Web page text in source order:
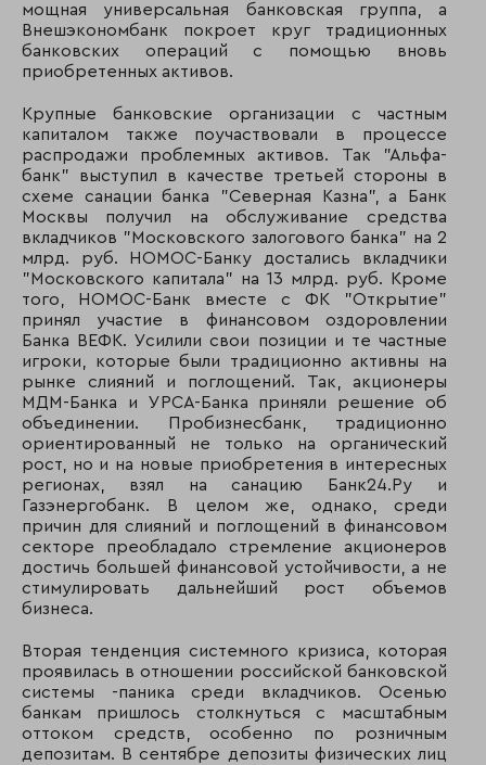
93 126 Совкомбанк
НТБ
95 114 СМП Банк
96 91 Стройкредит
97 323 Инвестбанк
98 135 Стандарт банк
99 192 КБ БНП Париба
100 101 АБ «Девон-
101 103 Дальневосточный
102 86 Московский
103 96 Челиндбанк
Центрокредит
105 99
Первый Чешско-
российский банк
107 105 КБ Кедр
108 107 Куб
109 118 Челябинвестбанк
мощная универсальная банковская группа, а
Внешэкономбанк покроет круг традиционных
банковских операций с помощью вновь
приобретенных активов.
Крупные банковские организации с частным
капиталом также поучаствовали в процессе
распродажи проблемных активов. Так "Альфа-
банк" выступил в качестве третьей стороны в
схеме санации банка "Северная Казна", а Банк
Москвы получил на обслуживание средства
вкладчиков "Московского залогового банка" на 2
млрд. руб. НОМОС-Банку достались вкладчики
"Московского капитала" на 13 млрд. руб. Кроме
того, НОМОС-Банк вместе с ФК "Открытие"
принял участие в финансовом оздоровлении
Банка ВЕФК. Усилили свои позиции и те частные
игроки, которые были традиционно активны на
рынке слияний и поглощений. Так, акционеры
МДМ-Банка и УРСА-Банка приняли решение об
объединении. Пробизнесбанк, традиционно
ориентированный не только на органический
рост, но и на новые приобретения в интересных
регионах, взял на санацию Банк24.Ру и
Газэнергобанк. В целом же, однако, среди
причин для слияний и поглощений в финансовом
секторе преобладало стремление акционеров
достичь большей финансовой устойчивости, а не
стимулировать дальнейший рост объемов
бизнеса.
Вторая тенденция системного кризиса, которая
проявилась в отношении российской банковской
системы -паника среди вкладчиков. Осенью
банкам пришлось столкнуться с масштабным
оттоком средств, особенно по розничным
депозитам. В сентябре депозиты физических лиц